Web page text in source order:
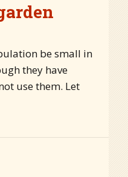
be small in
they have
use them. Let